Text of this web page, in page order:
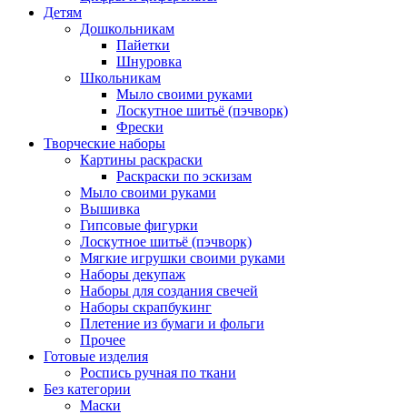
Детям
Дошкольникам
Пайетки
Шнуровка
Школьникам
Мыло своими руками
Лоскутное шитьё (пэчворк)
Фрески
Творческие наборы
Картины раскраски
Раскраски по эскизам
Мыло своими руками
Вышивка
Гипсовые фигурки
Лоскутное шитьё (пэчворк)
Мягкие игрушки своими руками
Наборы декупаж
Наборы для создания свечей
Наборы скрапбукинг
Плетение из бумаги и фольги
Прочее
Готовые изделия
Роспись ручная по ткани
Без категории
Маски